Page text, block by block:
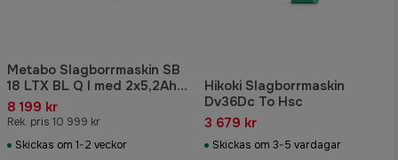
Metabo Slagborrmaskin SB
18 LTX BL Q I med 2x5,2Ah
batterier & laddare
8 199 kr
Rek. pris 10 999 kr
Skickas om 1-2 veckor
Hikoki Slagborrmaskin
Dv36Dc To Hsc
3 679 kr
Skickas om 3-5 vardagar